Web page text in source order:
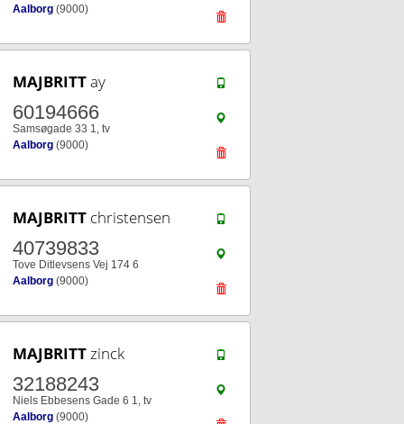
Aalborg (9000)
MAJBRITTay
60194666
Samsøgade 33 1, tv
Aalborg (9000)
MAJBRITT christensen
40739833
Tove Ditlevsens Vej 174 6
Aalborg (9000)
MAJBRITTzinck
32188243
Niels Ebbesens Gade 6 1, tv
Aalborg (9000)